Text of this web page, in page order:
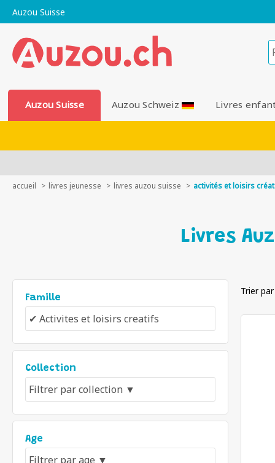
Auzou Suisse
Auzou Suisse Auzou Schweiz Livres
accueil livres jeunesse livres auzou suisse activités et loisirs
Livres
Famille
Collection
Age
Trier par